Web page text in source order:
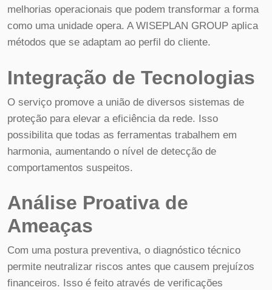
melhorias operacionais que podem transformar a forma
como uma unidade opera. A WISEPLAN GROUP aplica
métodos que se adaptam ao perfil do cliente.
Integração de Tecnologias
O serviço promove a união de diversos sistemas de
proteção para elevar a eficiência da rede. Isso
possibilita que todas as ferramentas trabalhem em
harmonia, aumentando o nível de detecção de
comportamentos suspeitos.
Análise Proativa de
Ameaças
Com uma postura preventiva, o diagnóstico técnico
permite neutralizar riscos antes que causem prejuízos
financeiros. Isso é feito através de verificações